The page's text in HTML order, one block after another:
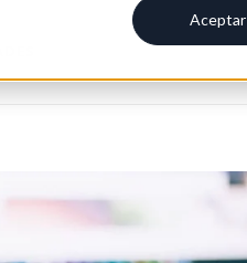
Aceptar